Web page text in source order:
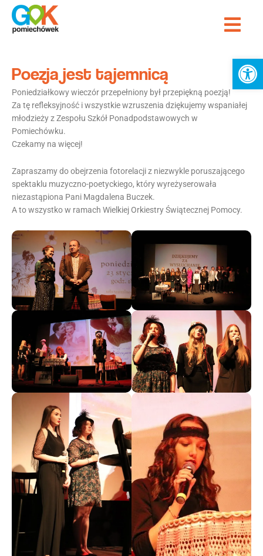
Przejdź
treści
Poezja jest tajemnicą
Poniedziałkowy wieczór przepełniony był przepiękną poezją!
Za tę refleksyjność i wszystkie wzruszenia dziękujemy wspaniałej
młodzieży z Zespołu Szkół Ponadpodstawowych w
Pomiechówku.
Czekamy na więcej!
Zapraszamy do obejrzenia fotorelacji z niezwykle poruszającego
spektaklu muzyczno-poetyckiego, który wyreżyserowała
niezastąpiona Pani Magdalena Buczek.
A to wszystko w ramach Wielkiej Orkiestry Świątecznej Pomocy.